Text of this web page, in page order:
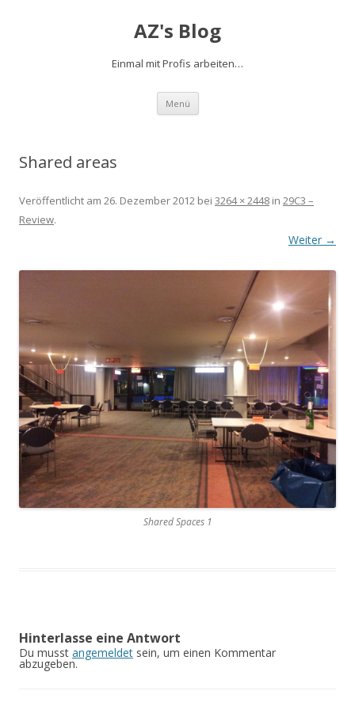
AZ's Blog
Einmal mit Profis arbeiten…
Menü Zum Inhalt springen
Shared areas
Veröffentlicht am 26. Dezember 2012 bei 3264 × 2448 in 29C3 –
Review.
Weiter →
Shared Spaces 1
Hinterlasse eine Antwort
Du musst angemeldet sein, um einen Kommentar
abzugeben.